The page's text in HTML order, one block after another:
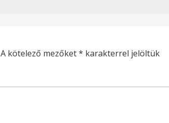
A kötelező mezőket* karakterrel jelöltük